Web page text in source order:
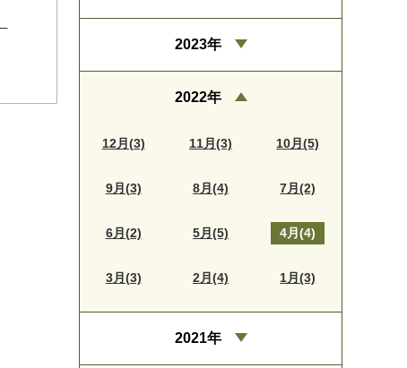
2023年
2022年
12月(3) 11月(3) 10月(5)
9月(3) 8月(4) 7月(2)
6月(2) 5月(5) 4月(4)
3月(3) 2月(4) 1月(3)
2021年